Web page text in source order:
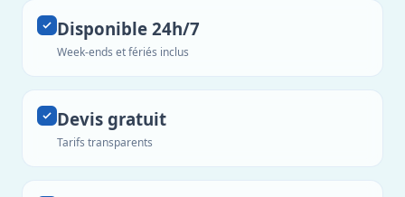
Disponible 24h/7
Week-ends et fériés inclus
Devis gratuit
Tarifs transparents